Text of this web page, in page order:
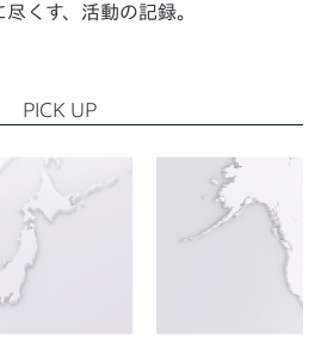
くす、活動の記録。
PICK UP